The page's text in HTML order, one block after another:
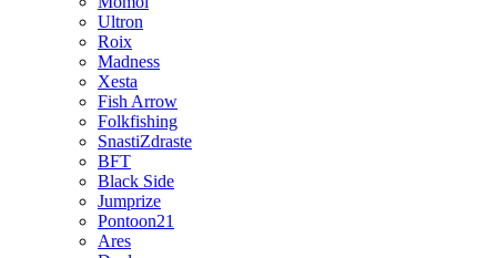
Ultron
Roix
Madness
Xesta
Fish Arrow
Folkfishing
SnastiZdraste
BFT
Black Side
Jumprize
Pontoon21
Ares